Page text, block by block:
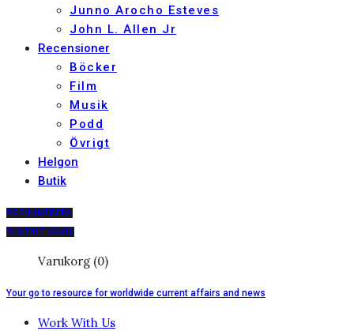
Junno Arocho Esteves
John L. Allen Jr
Recensioner
Böcker
Film
Musik
Podd
Övrigt
Helgon
Butik
PRENUMERERA
DIGITALT ARKIV
Varukorg (0)
Your go to resource for worldwide current affairs and news
Work With Us